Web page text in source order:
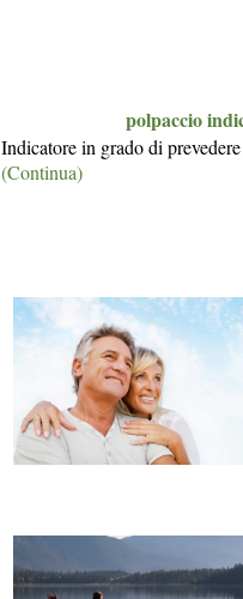
polpaccio
Indicatore in grado di
(Continua)